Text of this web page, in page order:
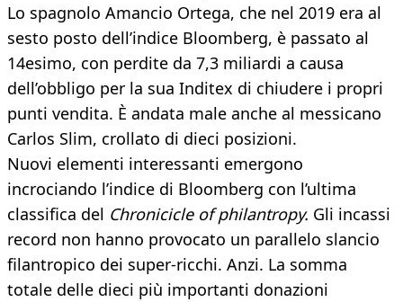
Lo spagnolo Amancio Ortega, che nel 2019 era al
sesto posto dell’indice Bloomberg, è passato al
14esimo, con perdite da 7,3 miliardi a causa
dell’obbligo per la sua Inditex di chiudere i propri
punti vendita. È andata male anche al messicano
Carlos Slim, crollato di dieci posizioni.
Nuovi elementi interessanti emergono
incrociando l’indice di Bloomberg con l’ultima
classifica del Chronicicle of philantropy. Gli incassi
record non hanno provocato un parallelo slancio
filantropico dei super-ricchi. Anzi. La somma
totale delle dieci più importanti donazioni